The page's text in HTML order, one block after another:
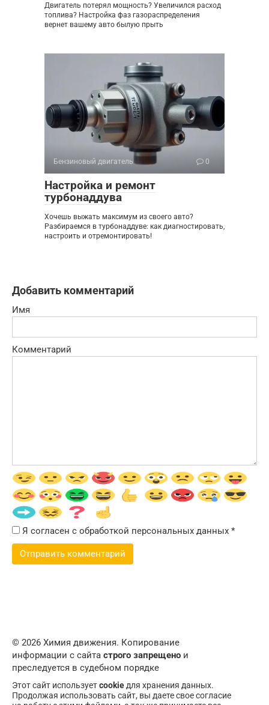
Двигатель потерял мощность? Увеличился расход
топлива? Настройка фаз газораспределения
вернет вашему авто былую прыть
Бензиновый двигатель 0
Настройка и ремонт
турбонаддува
Хочешь выжать максимум из своего авто?
Разбираемся в турбонаддуве: как диагностировать,
настроить и отремонтировать!
Добавить комментарий
Имя
Комментарий
Я согласен с обработкой персональных данных *
© 2026 Химия движения. Копирование
информации с сайта строго запрещено и
преследуется в судебном порядке
Этот сайт используетcookieдля хранения данных.
Продолжая использовать сайт, вы даете свое согласие